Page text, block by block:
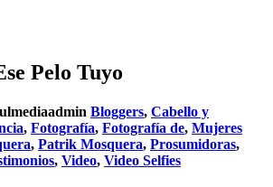
Pelo Tuyo
Bloggers, Cabello y
, Fotografía, Fotografía de, Mujeres
, Patrik Mosquera, Prosumidoras,
, Video, Video Selfies